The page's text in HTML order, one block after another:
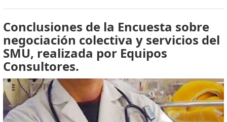
Conclusiones de la Encuesta sobre
negociación colectiva y servicios del
SMU, realizada por Equipos
Consultores.